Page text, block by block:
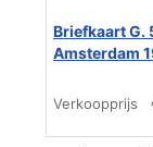
Briefkaart G.
Amsterdam
Verkoopprijs